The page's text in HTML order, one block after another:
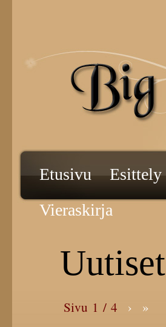
Etusivu Esittely
Vieraskirja
Uutiset
Sivu 1 / 4 › »